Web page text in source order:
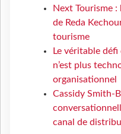
Next Tourisme :
de Reda
tourisme
Le véritable défi
n’est plus
organisationnel
Cassidy Smith-
canal de